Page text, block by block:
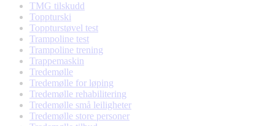
TMG tilskudd
Toppturski
Toppturstøvel test
Trampoline test
Trampoline trening
Trappemaskin
Tredemølle
Tredemølle for løping
Tredemølle rehabilitering
Tredemølle små leiligheter
Tredemølle store personer